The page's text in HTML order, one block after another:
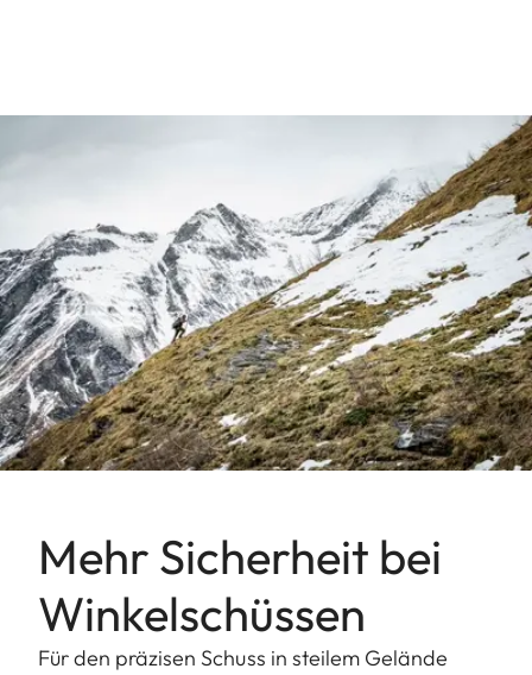
Mehr Sicherheit bei
Winkelschüssen
Für den präzisen Schuss in steilem Gelände